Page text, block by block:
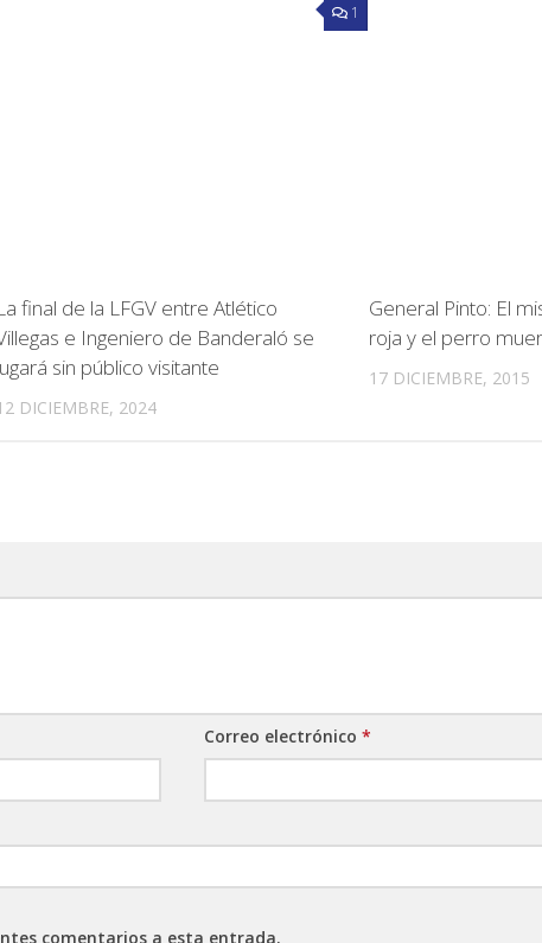
1
final de la LFGV entre Atlético
e Ingeniero de Banderaló se
sin público visitante
DICIEMBRE, 2024
General Pinto: El
roja y el perro
17 DICIEMBRE, 2015
Correo electrónico*
comentarios a esta entrada.